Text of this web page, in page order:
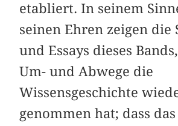
etabliert. In seinem
seinen Ehren zeigen die
und Essays dieses
Um- und Abwege die
Wissensgeschichte
genommen hat; dass